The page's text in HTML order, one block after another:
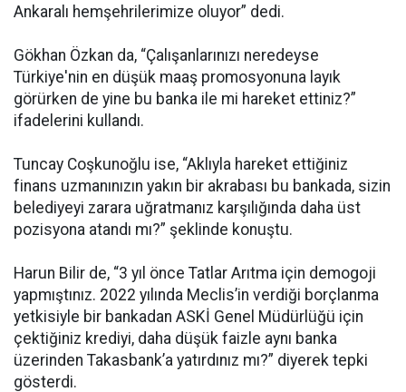
Ankaralı hemşehrilerimize oluyor” dedi.
Gökhan Özkan da, “Çalışanlarınızı neredeyse
Türkiye'nin en düşük maaş promosyonuna layık
görürken de yine bu banka ile mi hareket ettiniz?”
ifadelerini kullandı.
Tuncay Coşkunoğlu ise, “Aklıyla hareket ettiğiniz
finans uzmanınızın yakın bir akrabası bu bankada, sizin
belediyeyi zarara uğratmanız karşılığında daha üst
pozisyona atandı mı?” şeklinde konuştu.
Harun Bilir de, “3 yıl önce Tatlar Arıtma için demogoji
yapmıştınız. 2022 yılında Meclis’in verdiği borçlanma
yetkisiyle bir bankadan ASKİ Genel Müdürlüğü için
çektiğiniz krediyi, daha düşük faizle aynı banka
üzerinden Takasbank’a yatırdınız mı?” diyerek tepki
gösterdi.